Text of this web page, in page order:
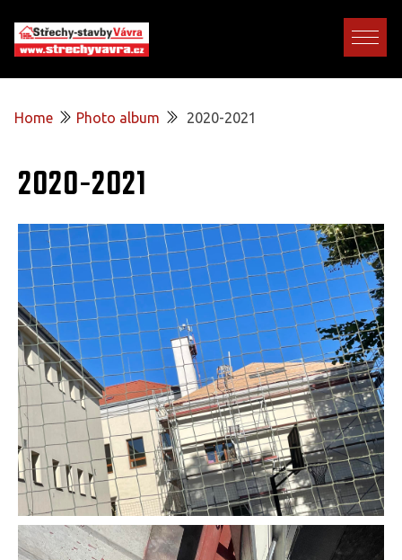
Home Photo album 2020-2021
2020-2021